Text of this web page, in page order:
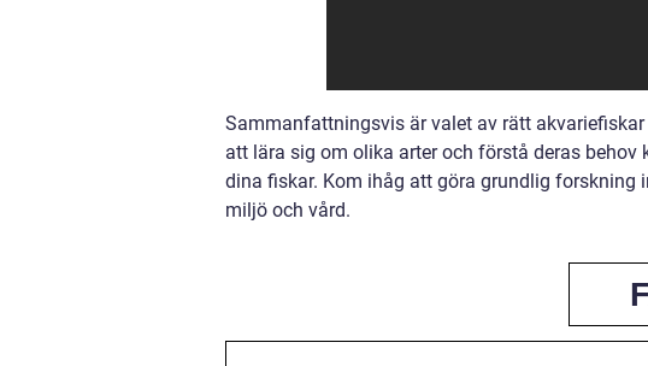
Sammanfattningsvis är valet av rätt
att lära sig om olika arter och förstå deras
dina fiskar. Kom ihåg att göra grundlig forskning
miljö och vård.